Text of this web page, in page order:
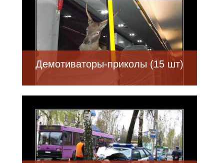
Демотиваторы-приколы (15 шт)